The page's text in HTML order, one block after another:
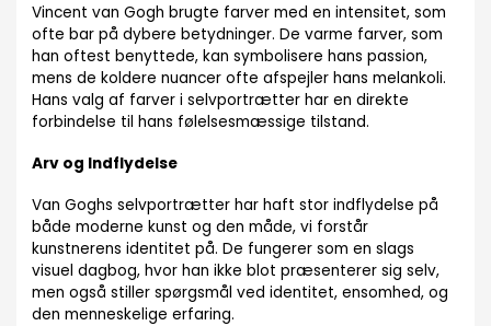
Vincent van Gogh brugte farver med en intensitet, som
ofte bar på dybere betydninger. De varme farver, som
han oftest benyttede, kan symbolisere hans passion,
mens de koldere nuancer ofte afspejler hans melankoli.
Hans valg af farver i selvportrætter har en direkte
forbindelse til hans følelsesmæssige tilstand.
Arv og Indflydelse
Van Goghs selvportrætter har haft stor indflydelse på
både moderne kunst og den måde, vi forstår
kunstnerens identitet på. De fungerer som en slags
visuel dagbog, hvor han ikke blot præsenterer sig selv,
men også stiller spørgsmål ved identitet, ensomhed, og
den menneskelige erfaring.